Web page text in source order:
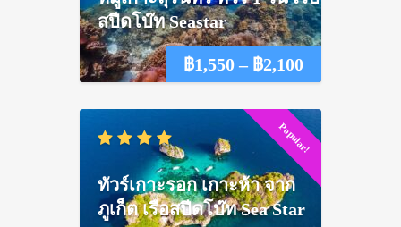
฿1,550 – ฿2,100Price
฿1,550
through
฿2,100
สปีดโบ๊ท Seastar
Popular!
ทัวร์เกาะรอก เกาะห้า จาก
ภูเก็ต เรือสปีดโบ๊ท Sea Star